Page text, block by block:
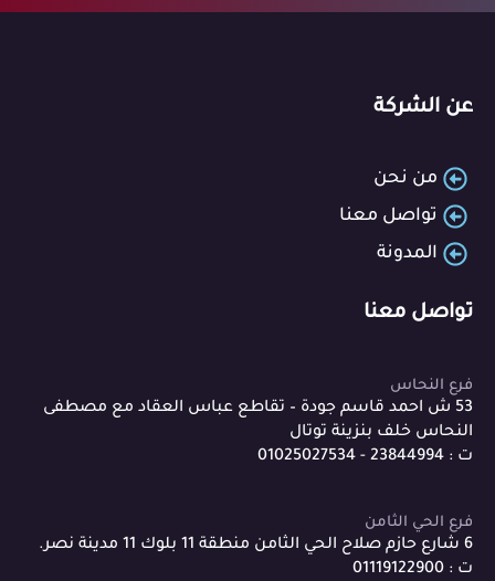
عن الشركة
من نحن
تواصل معنا
المدونة
تواصل معنا
فرع النحاس
53 ش احمد قاسم جودة – تقاطع عباس العقاد مع مصطفى
النحاس خلف بنزينة توتال
ت : 23844994 - 01025027534
فرع الحي الثامن
6 شارع حازم صلاح الحي الثامن منطقة 11 بلوك 11 مدينة نصر.
ت : 01119122900